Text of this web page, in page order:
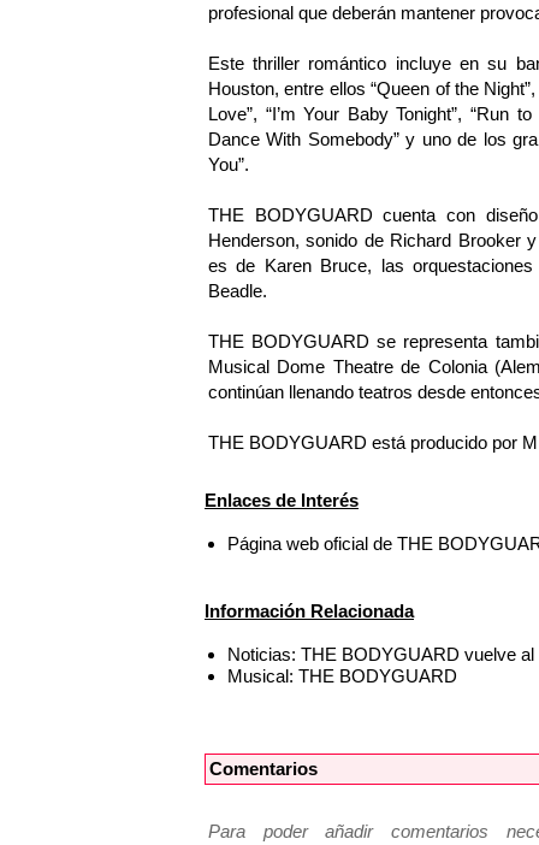
profesional que deberán mantener
Este thriller romántico incluye en su
Houston, entre ellos “Queen of the
Love”, “I’m Your Baby Tonight”, “Run
Dance With Somebody” y uno de los
You”.
THE BODYGUARD cuenta con
Henderson, sonido de Richard Brooker
es de Karen Bruce, las
Beadle.
THE BODYGUARD se representa
Musical Dome Theatre de Colonia
continúan llenando teatros desde
THE BODYGUARD está producido por
Enlaces de Interés
Página web oficial de THE
Información Relacionada
Noticias: THE BODYGUARD vuelve
Musical: THE BODYGUARD
Comentarios
Para poder añadir comentarios